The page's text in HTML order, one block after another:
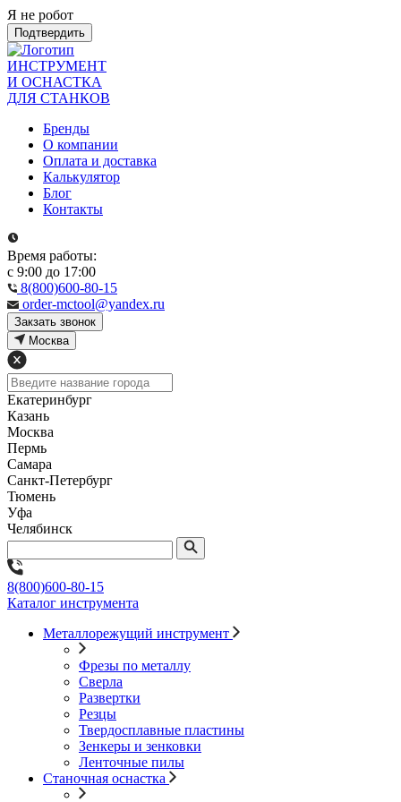
Я не робот
Подтвердить
ИНСТРУМЕНТ
И ОСНАСТКА
ДЛЯ СТАНКОВ
Бренды
О компании
Оплата и доставка
Калькулятор
Блог
Контакты
Время работы:
с 9:00 до 17:00
8(800)600-80-15
order-mctool@yandex.ru
Закзать звонок
Москва
Екатеринбург
Казань
Москва
Пермь
Самара
Санкт-Петербург
Тюмень
Уфа
Челябинск
8(800)600-80-15
Каталог инструмента
Металлорежущий инструмент
Фрезы по металлу
Сверла
Развертки
Резцы
Твердосплавные пластины
Зенкеры и зенковки
Ленточные пилы
Станочная оснастка